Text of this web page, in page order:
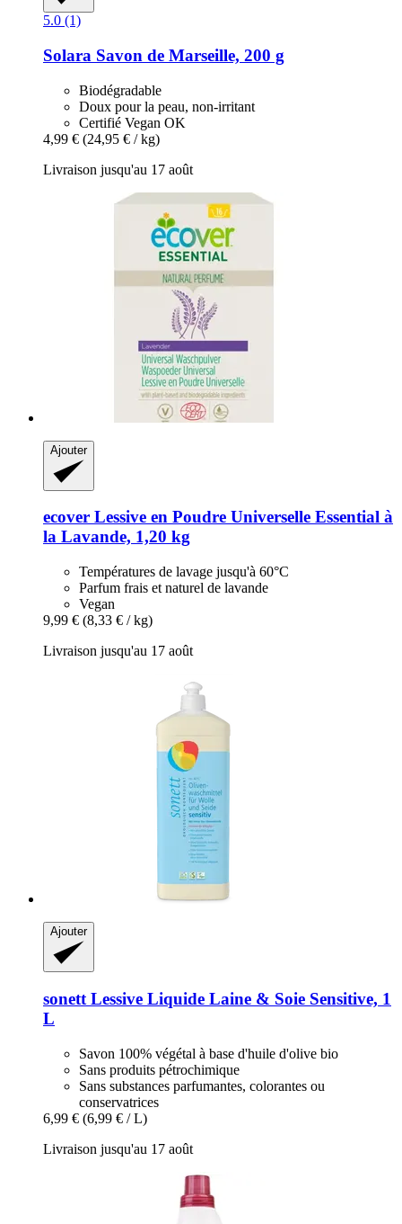
5.0 (1)
Solara Savon de Marseille, 200 g
Biodégradable
Doux pour la peau, non-irritant
Certifié Vegan OK
4,99 € (24,95 € / kg)
Livraison jusqu'au 17 août
Ajouter
ecover Lessive en Poudre Universelle Essential à
la Lavande, 1,20 kg
Températures de lavage jusqu'à 60°C
Parfum frais et naturel de lavande
Vegan
9,99 € (8,33 € / kg)
Livraison jusqu'au 17 août
Ajouter
sonett Lessive Liquide Laine & Soie Sensitive, 1
L
Savon 100% végétal à base d'huile d'olive bio
Sans produits pétrochimique
Sans substances parfumantes, colorantes ou
conservatrices
6,99 € (6,99 € / L)
Livraison jusqu'au 17 août